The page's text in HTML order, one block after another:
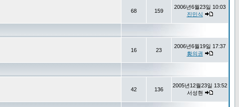
68 159
2006년6월23일 10:03
진민식
16 23
2006년6월19일 17:37
황의권
42 136
2005년12월23일 13:52
서성현